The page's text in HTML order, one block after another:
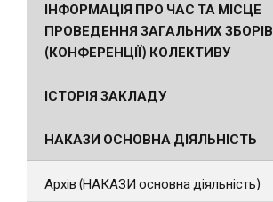
ІНФОРМАЦІЯ ПРО ЧАС ТА МІСЦЕ
ПРОВЕДЕННЯ ЗАГАЛЬНИХ ЗБОРІВ
(КОНФЕРЕНЦІЇ) КОЛЕКТИВУ
ІСТОРІЯ ЗАКЛАДУ
НАКАЗИ ОСНОВНА ДІЯЛЬНІСТЬ
Архів (НАКАЗИ основна діяльність)